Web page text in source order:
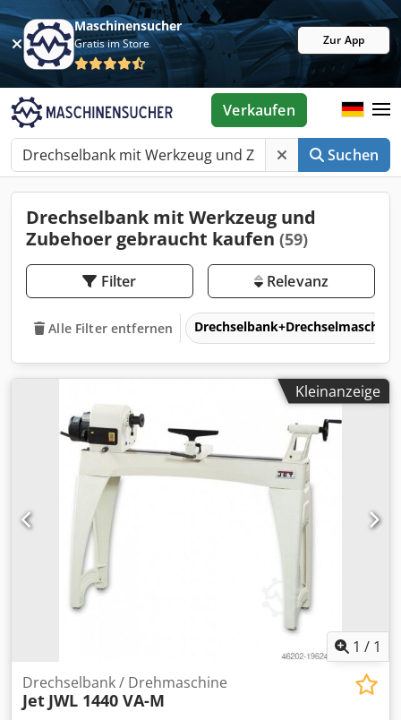
Maschinensucher
Gratis im Store Zur App
Suchen
Verkaufen
Drechselbank mit Werkzeug und
Zubehoer gebraucht kaufen (59)
Filter Relevanz
Alle Filter entfernen Drechselbank+Drechselmaschine
Kleinanzeige
1 / 1
Drechselbank / Drehmaschine
Jet JWL 1440 VA-M